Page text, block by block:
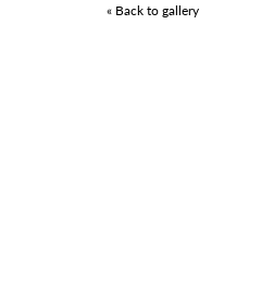
« Back to gallery